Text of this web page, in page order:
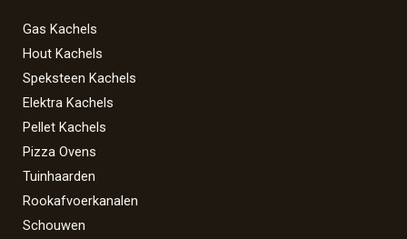
Gas Kachels
Hout Kachels
Speksteen Kachels
Elektra Kachels
Pellet Kachels
Pizza Ovens
Tuinhaarden
Rookafvoerkanalen
Schouwen